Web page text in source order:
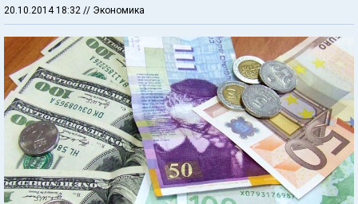
20.10.2014 18:32 // Экономика